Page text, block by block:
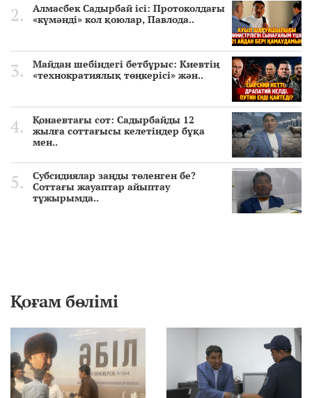
Алмасбек Садырбай ісі: Протоколдағы
«күмәнді» кол қоюлар, Павлода..
Майдан шебіндегі бетбұрыс: Киевтің
«технократиялық төңкерісі» жән..
Қонаевтағы сот: Садырбайды 12
жылға соттағысы келетіндер бұқа
мен..
Субсидиялар заңды төленген бе?
Соттағы жауаптар айыптау
тұжырымда..
Қоғам бөлімі